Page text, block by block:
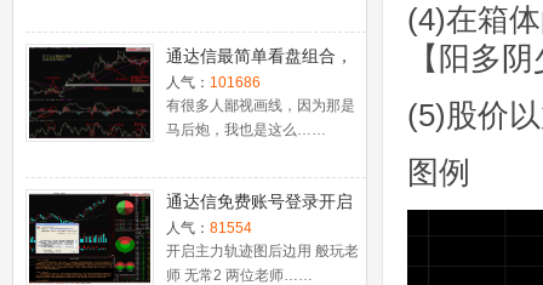
通达信最简单看盘组合，
抓强势股双头的超短线盈
利－－之五（均线战法找
心脏）
人气： 101686
有很多人鄙视画线，因为那是
马后炮，我也是这么……
通达信免费账号登录开启
十档框和调用主力监控教
程
人气： 81554
开启主力轨迹图后边用 般玩老
师 无常2 两位老师……
(4)在箱
【阳多
(5)股价
图例